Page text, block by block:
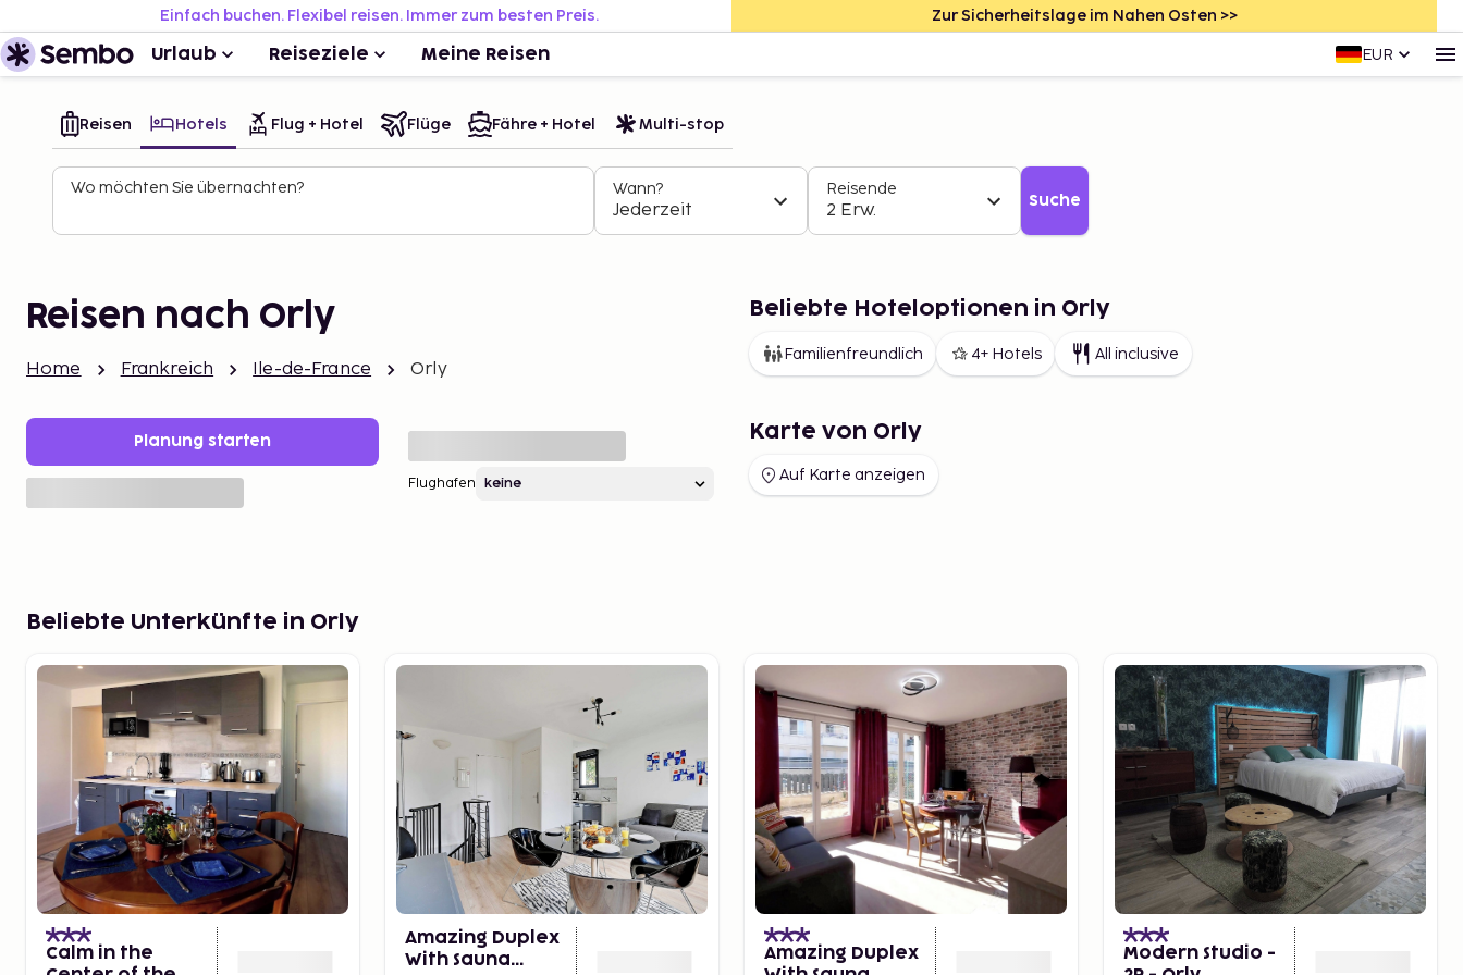
Einfach buchen. Flexibel reisen. Immer zum besten Preis. Zur Sicherheitslage im Nahen Osten >>
Urlaub Reiseziele Meine Reisen EUR
Reisen Hotels Flug + Hotel Flüge Fähre + Hotel Multi-stop
Wo möchten Sie übernachten? Wann?
Jederzeit
Reisende
2 Erw. Suche
Reisen nach Orly
Home Frankreich Ile-de-France Orly
Planung starten
Flughafen
Beliebte Hoteloptionen in Orly
Familienfreundlich 4+ Hotels All inclusive
Karte von Orly
Auf Karte anzeigen
Beliebte Unterkünfte in Orly
Calm in the
Amazing Duplex
With Sauna
Amazing Duplex
Modern Studio -